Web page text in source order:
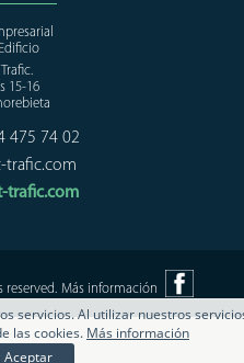
servicios. Al utilizar nuestros
las cookies. Más información
Aceptar
15-16
475 74 02
trafic.com
trafic.com
reserved. Más información